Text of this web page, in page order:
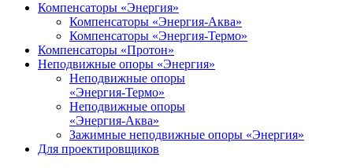
Компенсаторы «Энергия»
Компенсаторы «Энергия-Аква»
Компенсаторы «Энергия-Термо»
Компенсаторы «Протон»
Неподвижные опоры «Энергия»
Неподвижные опоры
«Энергия-Термо»
Неподвижные опоры
«Энергия-Аква»
Зажимные неподвижные опоры «Энергия»
Для проектировщиков